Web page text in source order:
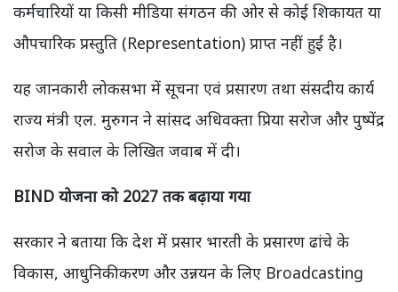
कर्मचारियों या किसी मीडिया संगठन की ओर से कोई शिकायत या
औपचारिक प्रस्तुति (Representation) प्राप्त नहीं हुई है।
यह जानकारी लोकसभा में सूचना एवं प्रसारण तथा संसदीय कार्य
राज्य मंत्री एल. मुरुगन ने सांसद अधिवक्ता प्रिया सरोज और पुष्पेंद्र
सरोज के सवाल के लिखित जवाब में दी।
BIND योजना को 2027 तक बढ़ाया गया
सरकार ने बताया कि देश में प्रसार भारती के प्रसारण ढांचे के
विकास, आधुनिकीकरण और उन्नयन के लिए Broadcasting